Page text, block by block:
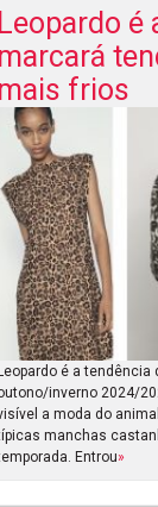
Leopardo é
marcará
mais frios
Leopardo é a
inverno 2024/
a moda do
manchas
Entrou»